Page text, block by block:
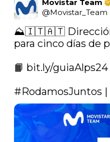
Movistar Team
@Movistar_Team
⛰️🇮🇹🇦🇹
para cinco días de
📙 bit.ly/guiaAlps24
#RodamosJuntos |